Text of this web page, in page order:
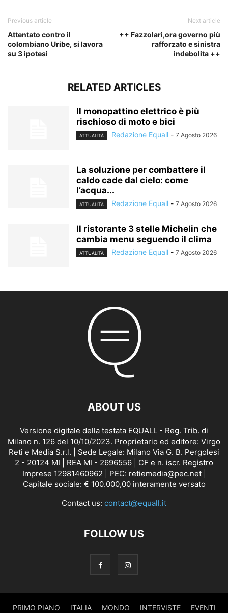
Previous article
Attentato contro il
colombiano Uribe, si lavora
su 3 ipotesi
Next article
++ Fazzolari,ora governo più
rafforzato e sinistra
indebolita ++
RELATED ARTICLES
Il monopattino elettrico è più
rischioso di moto e bici
ATTUALITÀ Redazione Equall - 7 Agosto 2026
La soluzione per combattere il
caldo cade dal cielo: come
l’acqua...
ATTUALITÀ Redazione Equall - 7 Agosto 2026
Il ristorante 3 stelle Michelin che
cambia menu seguendo il clima
ATTUALITÀ Redazione Equall - 7 Agosto 2026
ABOUT US
Versione digitale della testata EQUALL - Reg. Trib. di
Milano n. 126 del 10/10/2023. Proprietario ed editore: Virgo
Reti e Media S.r.l. | Sede Legale: Milano Via G. B. Pergolesi
2 - 20124 MI | REA MI - 2696556 | CF e n. iscr. Registro
Imprese 12981460962 | PEC: retiemedia@pec.net |
Capitale sociale: € 100.000,00 interamente versato
Contact us: contact@equall.it
FOLLOW US
PRIMO PIANO ITALIA MONDO INTERVISTE EVENTI